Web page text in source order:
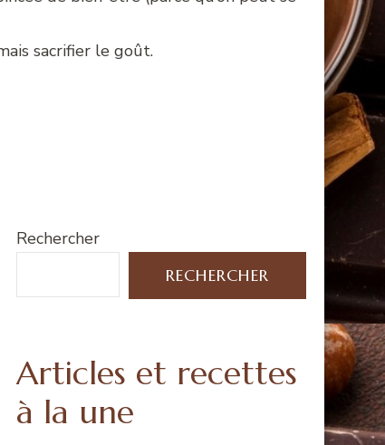
sacrifier le goût.
Rechercher
RECHERCHER
Articles et recettes
à la une